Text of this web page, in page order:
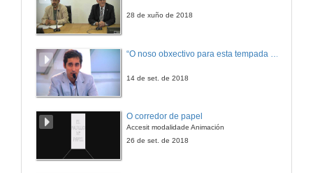
Vertical 10 segundos
Vertical 10 segundos
28 de xuño de 2018
14 de set. de 2018
O corredor de papel
Accesit modalidade Animación
26 de set. de 2018